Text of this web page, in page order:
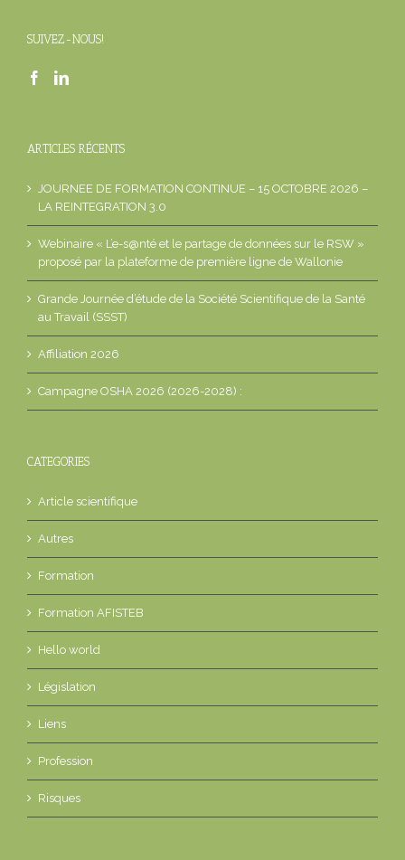
SUIVEZ-NOUS!
ARTICLES RÉCENTS
JOURNEE DE FORMATION CONTINUE – 15 OCTOBRE 2026 –
LA REINTEGRATION 3.0
Webinaire « L’e-s@nté et le partage de données sur le RSW »
proposé par la plateforme de première ligne de Wallonie
Grande Journée d’étude de la Société Scientifique de la Santé
au Travail (SSST)
Affiliation 2026
Campagne OSHA 2026 (2026-2028) :
CATEGORIES
Article scientifique
Autres
Formation
Formation AFISTEB
Hello world
Législation
Liens
Profession
Risques